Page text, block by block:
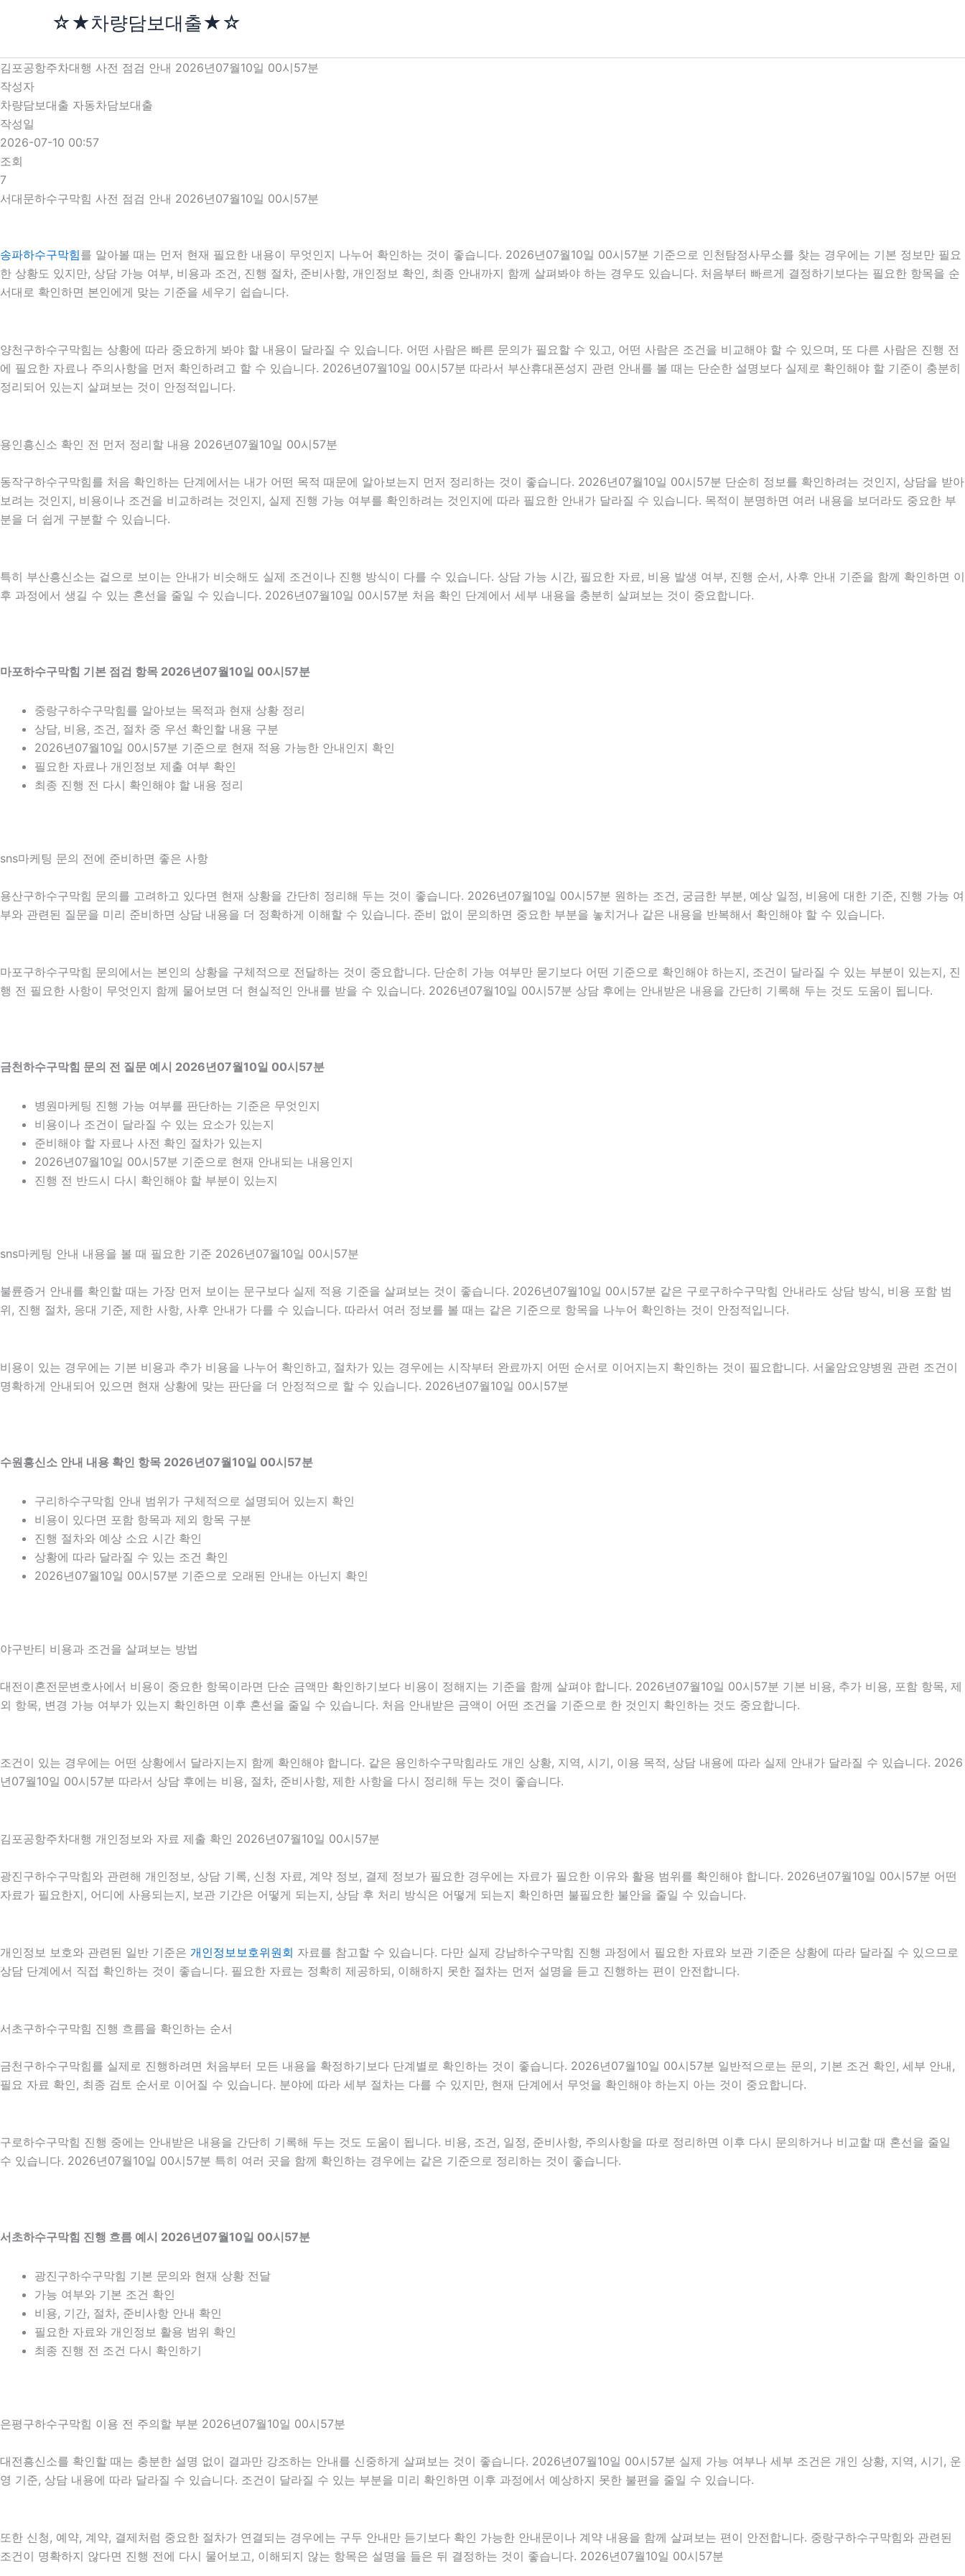
로
건
너
뛰
기
☆★차량담보대출★☆
김포공항주차대행 사전 점검 안내 2026년07월10일 00시57분
작성자
차량담보대출 자동차담보대출
작성일
2026-07-10 00:57
조회
7
서대문하수구막힘 사전 점검 안내 2026년07월10일 00시57분
송파하수구막힘를 알아볼 때는 먼저 현재 필요한 내용이 무엇인지 나누어 확인하는 것이 좋습니다. 2026년07월10일 00시57분 기준으로 인천탐정사무소를 찾는 경우에는 기본 정보만 필요
한 상황도 있지만, 상담 가능 여부, 비용과 조건, 진행 절차, 준비사항, 개인정보 확인, 최종 안내까지 함께 살펴봐야 하는 경우도 있습니다. 처음부터 빠르게 결정하기보다는 필요한 항목을 순
서대로 확인하면 본인에게 맞는 기준을 세우기 쉽습니다.
양천구하수구막힘는 상황에 따라 중요하게 봐야 할 내용이 달라질 수 있습니다. 어떤 사람은 빠른 문의가 필요할 수 있고, 어떤 사람은 조건을 비교해야 할 수 있으며, 또 다른 사람은 진행 전
에 필요한 자료나 주의사항을 먼저 확인하려고 할 수 있습니다. 2026년07월10일 00시57분 따라서 부산휴대폰성지 관련 안내를 볼 때는 단순한 설명보다 실제로 확인해야 할 기준이 충분히
정리되어 있는지 살펴보는 것이 안정적입니다.
용인흥신소 확인 전 먼저 정리할 내용 2026년07월10일 00시57분
동작구하수구막힘를 처음 확인하는 단계에서는 내가 어떤 목적 때문에 알아보는지 먼저 정리하는 것이 좋습니다. 2026년07월10일 00시57분 단순히 정보를 확인하려는 것인지, 상담을 받아
보려는 것인지, 비용이나 조건을 비교하려는 것인지, 실제 진행 가능 여부를 확인하려는 것인지에 따라 필요한 안내가 달라질 수 있습니다. 목적이 분명하면 여러 내용을 보더라도 중요한 부
분을 더 쉽게 구분할 수 있습니다.
특히 부산흥신소는 겉으로 보이는 안내가 비슷해도 실제 조건이나 진행 방식이 다를 수 있습니다. 상담 가능 시간, 필요한 자료, 비용 발생 여부, 진행 순서, 사후 안내 기준을 함께 확인하면 이
후 과정에서 생길 수 있는 혼선을 줄일 수 있습니다. 2026년07월10일 00시57분 처음 확인 단계에서 세부 내용을 충분히 살펴보는 것이 중요합니다.
마포하수구막힘 기본 점검 항목 2026년07월10일 00시57분
중랑구하수구막힘를 알아보는 목적과 현재 상황 정리
상담, 비용, 조건, 절차 중 우선 확인할 내용 구분
2026년07월10일 00시57분 기준으로 현재 적용 가능한 안내인지 확인
필요한 자료나 개인정보 제출 여부 확인
최종 진행 전 다시 확인해야 할 내용 정리
sns마케팅 문의 전에 준비하면 좋은 사항
용산구하수구막힘 문의를 고려하고 있다면 현재 상황을 간단히 정리해 두는 것이 좋습니다. 2026년07월10일 00시57분 원하는 조건, 궁금한 부분, 예상 일정, 비용에 대한 기준, 진행 가능 여
부와 관련된 질문을 미리 준비하면 상담 내용을 더 정확하게 이해할 수 있습니다. 준비 없이 문의하면 중요한 부분을 놓치거나 같은 내용을 반복해서 확인해야 할 수 있습니다.
마포구하수구막힘 문의에서는 본인의 상황을 구체적으로 전달하는 것이 중요합니다. 단순히 가능 여부만 묻기보다 어떤 기준으로 확인해야 하는지, 조건이 달라질 수 있는 부분이 있는지, 진
행 전 필요한 사항이 무엇인지 함께 물어보면 더 현실적인 안내를 받을 수 있습니다. 2026년07월10일 00시57분 상담 후에는 안내받은 내용을 간단히 기록해 두는 것도 도움이 됩니다.
금천하수구막힘 문의 전 질문 예시 2026년07월10일 00시57분
병원마케팅 진행 가능 여부를 판단하는 기준은 무엇인지
비용이나 조건이 달라질 수 있는 요소가 있는지
준비해야 할 자료나 사전 확인 절차가 있는지
2026년07월10일 00시57분 기준으로 현재 안내되는 내용인지
진행 전 반드시 다시 확인해야 할 부분이 있는지
sns마케팅 안내 내용을 볼 때 필요한 기준 2026년07월10일 00시57분
불륜증거 안내를 확인할 때는 가장 먼저 보이는 문구보다 실제 적용 기준을 살펴보는 것이 좋습니다. 2026년07월10일 00시57분 같은 구로구하수구막힘 안내라도 상담 방식, 비용 포함 범
위, 진행 절차, 응대 기준, 제한 사항, 사후 안내가 다를 수 있습니다. 따라서 여러 정보를 볼 때는 같은 기준으로 항목을 나누어 확인하는 것이 안정적입니다.
비용이 있는 경우에는 기본 비용과 추가 비용을 나누어 확인하고, 절차가 있는 경우에는 시작부터 완료까지 어떤 순서로 이어지는지 확인하는 것이 필요합니다. 서울암요양병원 관련 조건이
명확하게 안내되어 있으면 현재 상황에 맞는 판단을 더 안정적으로 할 수 있습니다. 2026년07월10일 00시57분
수원흥신소 안내 내용 확인 항목 2026년07월10일 00시57분
구리하수구막힘 안내 범위가 구체적으로 설명되어 있는지 확인
비용이 있다면 포함 항목과 제외 항목 구분
진행 절차와 예상 소요 시간 확인
상황에 따라 달라질 수 있는 조건 확인
2026년07월10일 00시57분 기준으로 오래된 안내는 아닌지 확인
야구반티 비용과 조건을 살펴보는 방법
대전이혼전문변호사에서 비용이 중요한 항목이라면 단순 금액만 확인하기보다 비용이 정해지는 기준을 함께 살펴야 합니다. 2026년07월10일 00시57분 기본 비용, 추가 비용, 포함 항목, 제
외 항목, 변경 가능 여부가 있는지 확인하면 이후 혼선을 줄일 수 있습니다. 처음 안내받은 금액이 어떤 조건을 기준으로 한 것인지 확인하는 것도 중요합니다.
조건이 있는 경우에는 어떤 상황에서 달라지는지 함께 확인해야 합니다. 같은 용인하수구막힘라도 개인 상황, 지역, 시기, 이용 목적, 상담 내용에 따라 실제 안내가 달라질 수 있습니다. 2026
년07월10일 00시57분 따라서 상담 후에는 비용, 절차, 준비사항, 제한 사항을 다시 정리해 두는 것이 좋습니다.
김포공항주차대행 개인정보와 자료 제출 확인 2026년07월10일 00시57분
광진구하수구막힘와 관련해 개인정보, 상담 기록, 신청 자료, 계약 정보, 결제 정보가 필요한 경우에는 자료가 필요한 이유와 활용 범위를 확인해야 합니다. 2026년07월10일 00시57분 어떤
자료가 필요한지, 어디에 사용되는지, 보관 기간은 어떻게 되는지, 상담 후 처리 방식은 어떻게 되는지 확인하면 불필요한 불안을 줄일 수 있습니다.
개인정보 보호와 관련된 일반 기준은 개인정보보호위원회 자료를 참고할 수 있습니다. 다만 실제 강남하수구막힘 진행 과정에서 필요한 자료와 보관 기준은 상황에 따라 달라질 수 있으므로
상담 단계에서 직접 확인하는 것이 좋습니다. 필요한 자료는 정확히 제공하되, 이해하지 못한 절차는 먼저 설명을 듣고 진행하는 편이 안전합니다.
서초구하수구막힘 진행 흐름을 확인하는 순서
금천구하수구막힘를 실제로 진행하려면 처음부터 모든 내용을 확정하기보다 단계별로 확인하는 것이 좋습니다. 2026년07월10일 00시57분 일반적으로는 문의, 기본 조건 확인, 세부 안내,
필요 자료 확인, 최종 검토 순서로 이어질 수 있습니다. 분야에 따라 세부 절차는 다를 수 있지만, 현재 단계에서 무엇을 확인해야 하는지 아는 것이 중요합니다.
구로하수구막힘 진행 중에는 안내받은 내용을 간단히 기록해 두는 것도 도움이 됩니다. 비용, 조건, 일정, 준비사항, 주의사항을 따로 정리하면 이후 다시 문의하거나 비교할 때 혼선을 줄일
수 있습니다. 2026년07월10일 00시57분 특히 여러 곳을 함께 확인하는 경우에는 같은 기준으로 정리하는 것이 좋습니다.
서초하수구막힘 진행 흐름 예시 2026년07월10일 00시57분
광진구하수구막힘 기본 문의와 현재 상황 전달
가능 여부와 기본 조건 확인
비용, 기간, 절차, 준비사항 안내 확인
필요한 자료와 개인정보 활용 범위 확인
최종 진행 전 조건 다시 확인하기
은평구하수구막힘 이용 전 주의할 부분 2026년07월10일 00시57분
대전흥신소를 확인할 때는 충분한 설명 없이 결과만 강조하는 안내를 신중하게 살펴보는 것이 좋습니다. 2026년07월10일 00시57분 실제 가능 여부나 세부 조건은 개인 상황, 지역, 시기, 운
영 기준, 상담 내용에 따라 달라질 수 있습니다. 조건이 달라질 수 있는 부분을 미리 확인하면 이후 과정에서 예상하지 못한 불편을 줄일 수 있습니다.
또한 신청, 예약, 계약, 결제처럼 중요한 절차가 연결되는 경우에는 구두 안내만 듣기보다 확인 가능한 안내문이나 계약 내용을 함께 살펴보는 편이 안전합니다. 중랑구하수구막힘와 관련된
조건이 명확하지 않다면 진행 전에 다시 물어보고, 이해되지 않는 항목은 설명을 들은 뒤 결정하는 것이 좋습니다. 2026년07월10일 00시57분